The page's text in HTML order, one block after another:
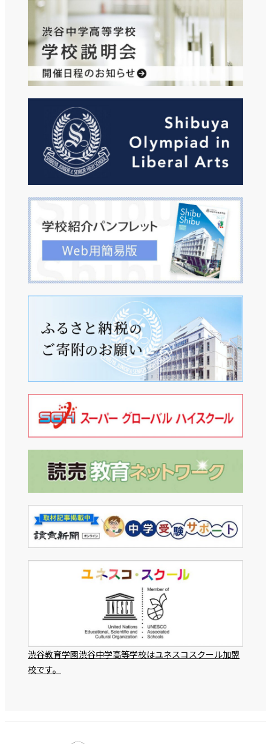
渋谷教育学園渋谷中学高等学校はユネスコスクール加盟
校です。